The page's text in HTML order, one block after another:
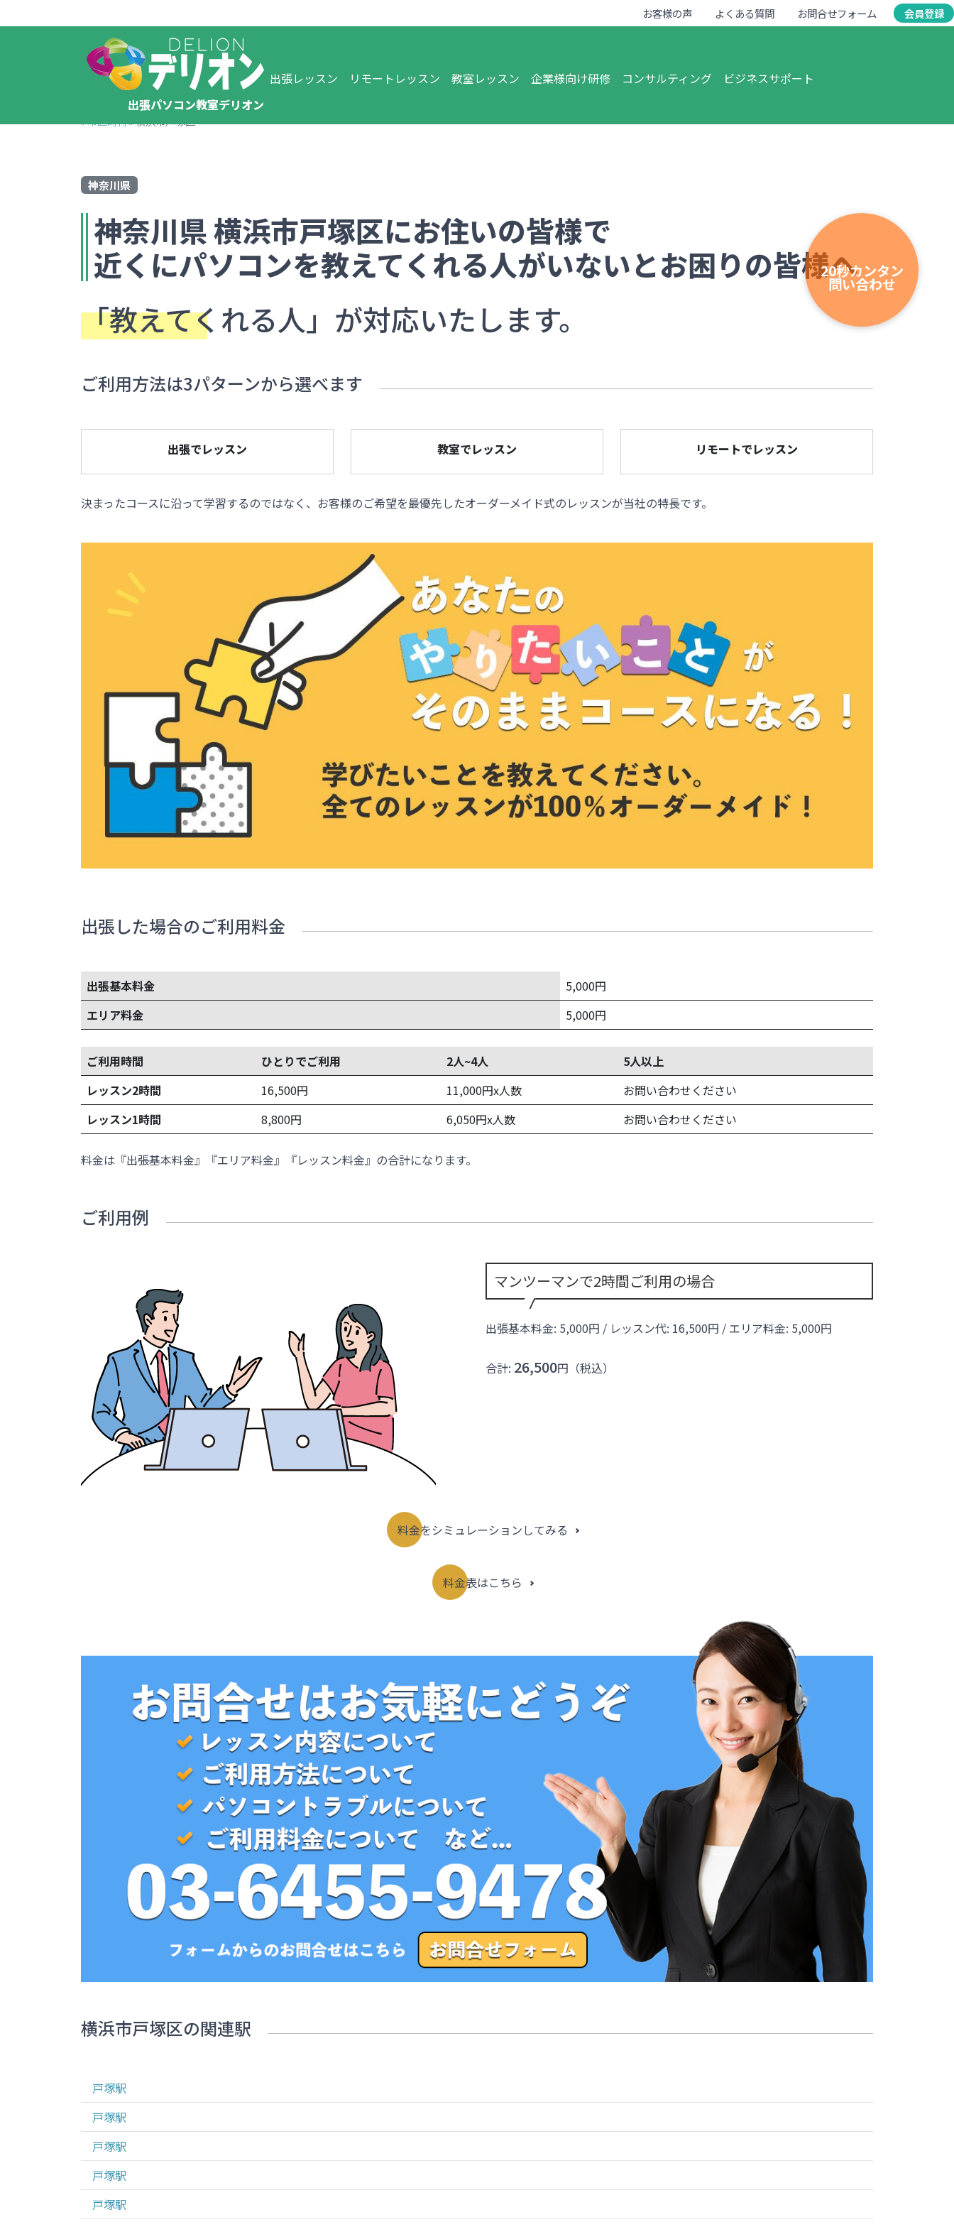
お客様の声 よくある質問 お問合せフォーム 会員登録
出張パソコン教室デリオン
出張レッスン リモートレッスン 教室レッスン 企業様向け研修 コンサルティング ビジネスサポート
»市区町村»横浜市戸塚区
神奈川県
神奈川県横浜市戸塚区にお住いの皆様で
近くにパソコンを教えてくれる人がいないとお困りの皆様へ
「教えてくれる人」 が対応いたします。
ご利用方法は3パターンから選べます
出張でレッスン 教室でレッスン リモートでレッスン
決まったコースに沿って学習するのではなく、お客様のご希望を最優先したオーダーメイド式のレッスンが当社の特長です。
出張した場合のご利用料金
出張基本料金
5,000円
エリア料金
5,000円
ご利用時間 ひとりでご利用 2人~4人
5人以上
レッスン2時間
16,500円 11,000円x人数
お問い合わせください
レッスン1時間
8,800円 6,050円x人数 お問い合わせください
料金は『出張基本料金』『エリア料金』『レッスン料金』の合計になります。
ご利用例
マンツーマンで2時間ご利用の場合
出張基本料金: 5,000円 / レッスン代: 16,500円 / エリア料金: 5,000円
合計: 26,500円（税込）
料金をシミュレーションしてみる
料金表はこちら
横浜市戸塚区の関連駅
戸塚駅
戸塚駅
戸塚駅
戸塚駅
戸塚駅
20秒カンタン
問い合わせ